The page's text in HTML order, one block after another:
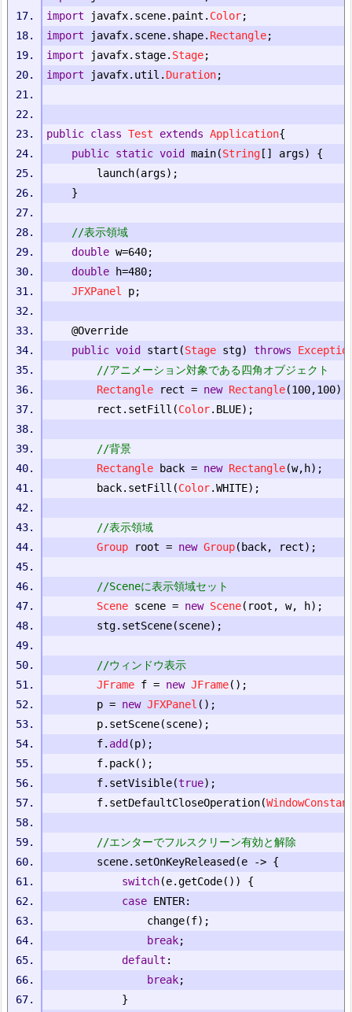
import javafx. scene. paint . Color;
import javafx. scene. shape. Rectangle;
import javafx. stage. Stage;
import javafx. util . Duration;
public class Test extends Application{
public static void main(String [] args)
{
		launch
(args);
}
//表示領域
double w=640;
double h=480;
JFXPanel
p;
@Override
public void start (Stage stg) throws
//アニメーション対象である四角オブジェクト
Rectangle rect = new Rectangle(100,100);
		rect
. setFill (Color. BLUE);
//背景
Rectangle back = new Rectangle(w, h);
		back
. setFill (Color.WHITE);
//表示領域
Group root = new Group( back, rect);
//Sceneに表示領域セット
Scene scene = new Scene( root , w, h);
		stg
. setScene(scene);
//ウィンドウ表示
JFrame f = new JFrame();
		p
= new JFXPanel ();
		p
. setScene(scene);
		f
. add (p);
		f
. pack();
		f
. setVisible(true);
		f
. setDefaultCloseOperation(
//エンターでフルスクリーン有効と解除
		scene
. setOnKeyReleased (e -> {
switch(e.getCode())
{
case ENTER:
				change
(f);
break;
default :
break;
}